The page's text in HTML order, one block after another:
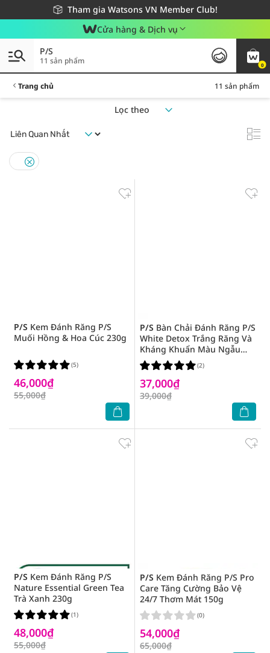
Tham gia Watsons VN Member Club!
Miễn phí giao hàng cho đơn hàng từ 249,000Đ
Giao hàng nhanh 24h - Áp dụng khu vực TP. Hồ Chí Minh
Cửa hàng & Dịch vụ
0
P/S
11 sản phẩm
Trang chủ 11 sản phẩm
Lọc theo
P/S Kem Đánh Răng P/S
Muối Hồng & Hoa Cúc 230g
46,000₫
55,000₫
(5)
P/S Bàn Chải Đánh Răng P/S
White Detox Trắng Răng Và
Kháng Khuẩn Màu Ngẫu
Nhiên 1 Cây
37,000₫
39,000₫
(2)
P/S Kem Đánh Răng P/S
Nature Essential Green Tea
Trà Xanh 230g
48,000₫
55,000₫
(1)
P/S Kem Đánh Răng P/S Pro
Care Tăng Cường Bảo Vệ
24/7 Thơm Mát 150g
54,000₫
65,000₫
(0)